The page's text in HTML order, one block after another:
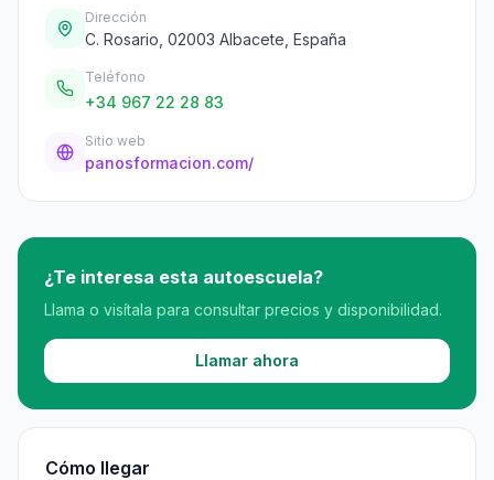
Dirección
C. Rosario, 02003 Albacete, España
Teléfono
+34 967 22 28 83
Sitio web
panosformacion.com/
¿Te interesa esta autoescuela?
Llama o visítala para consultar precios y disponibilidad.
Llamar ahora
Cómo llegar